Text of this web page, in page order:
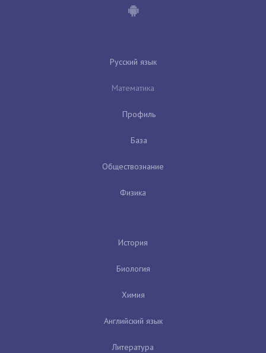
Русский язык
Математика
Профиль
База
Обществознание
Физика
История
Биология
Химия
Английский язык
Литература